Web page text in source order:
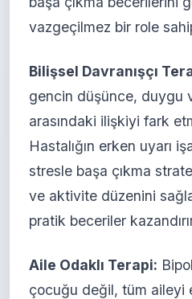
vazgeçilmez bir role
Bilişsel Davranışçı
gencin düşünce, duygu
arasındaki ilişkiyi fark
Hastalığın erken uyarı
stresle başa çıkma
ve aktivite düzenini
pratik beceriler
Aile Odaklı Terapi:
çocuğu değil, tüm aileyi